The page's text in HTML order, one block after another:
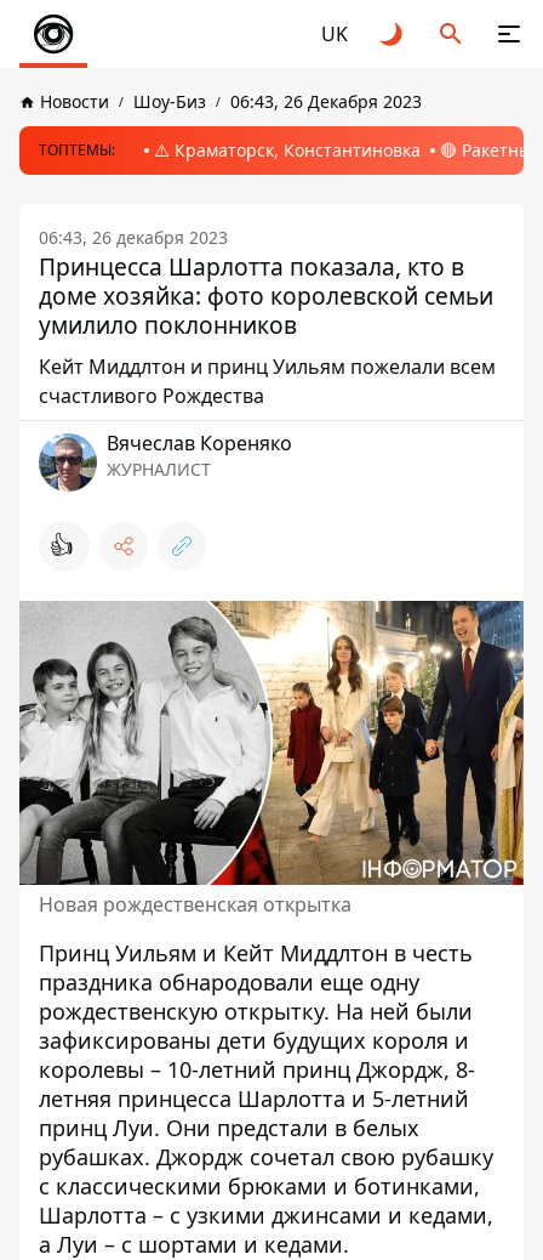
UK
Новости Шоу-Биз 06:43, 26 Декабря 2023
ТОПТЕМЫ: ⚠️ Краматорск, Константиновка 🔴
06:43, 26 декабря 2023
Принцесса Шарлотта показала, кто в
доме хозяйка: фото королевской семьи
умилило поклонников
Кейт Миддлтон и принц Уильям пожелали всем
счастливого Рождества
Вячеслав Кореняко
ЖУРНАЛИСТ
👍
Новая рождественская открытка
Принц Уильям и Кейт Миддлтон в честь
праздника обнародовали еще одну
рождественскую открытку. На ней были
зафиксированы дети будущих короля и
королевы – 10-летний принц Джордж, 8-
летняя принцесса Шарлотта и 5-летний
принц Луи. Они предстали в белых
рубашках. Джордж сочетал свою рубашку
с классическими брюками и ботинками,
Шарлотта – с узкими джинсами и кедами,
а Луи – с шортами и кедами.